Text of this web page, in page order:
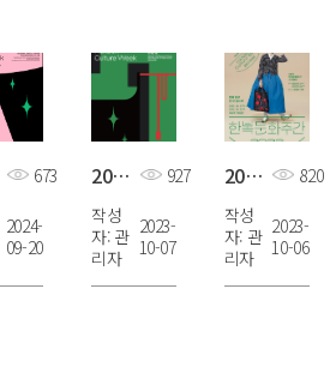
673
2024-
09-20
2023 한복문화주간 포스터
927
작성
자: 관
리자
2023-
10-07
2022 한복문화주간 포스터
820
작성
자: 관
리자
2023-
10-06